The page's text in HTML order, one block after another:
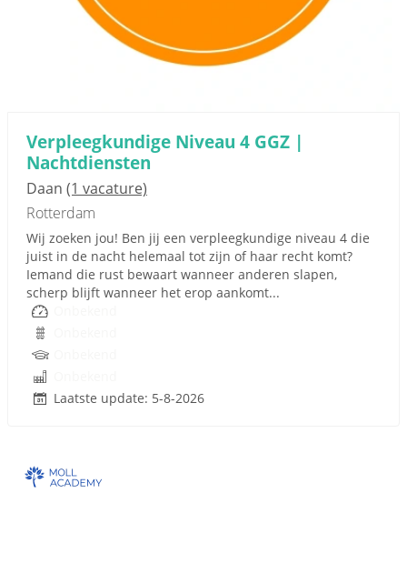
Verpleegkundige Niveau 4 GGZ |
Nachtdiensten
Daan (1 vacature)
Rotterdam
Wij zoeken jou! Ben jij een verpleegkundige niveau 4 die
juist in de nacht helemaal tot zijn of haar recht komt?
Iemand die rust bewaart wanneer anderen slapen,
scherp blijft wanneer het erop aankomt...
Laatste update: 5-8-2026